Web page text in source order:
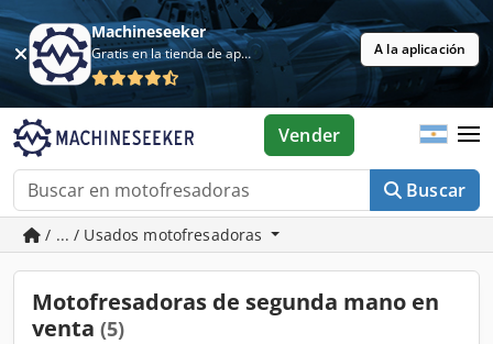
Machineseeker
Gratis en la tienda de aplicaciones A la aplicación
Buscar
Vender
/ ... / Usados motofresadoras
Motofresadoras de segunda mano en
venta (5)